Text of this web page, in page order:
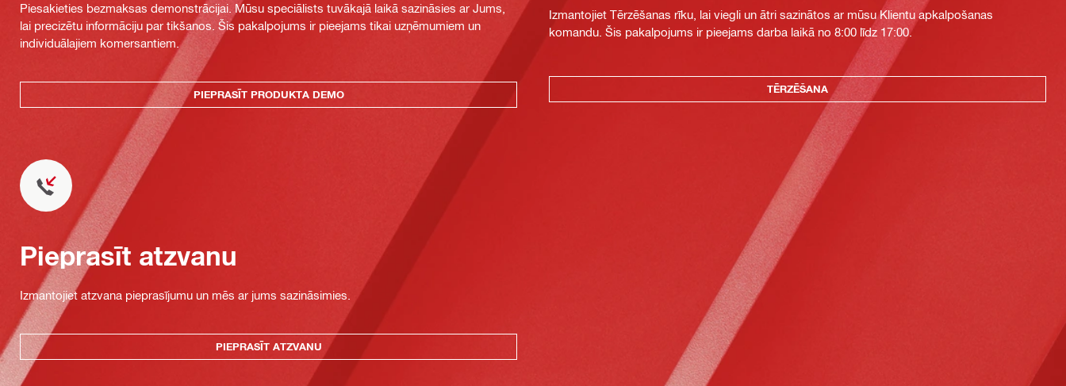
Piesakieties bezmaksas demonstrācijai. Mūsu speciālists tuvākajā laikā sazināsies ar Jums,
lai precizētu informāciju par tikšanos. Šis pakalpojums ir pieejams tikai uzņēmumiem un
individuālajiem komersantiem.
PIEPRASĪT PRODUKTA DEMO
Izmantojiet Tērzēšanas rīku, lai viegli un ātri sazinātos ar mūsu Klientu apkalpošanas
komandu. Šis pakalpojums ir pieejams darba laikā no 8:00 līdz 17:00.
TĒRZĒŠANA
Pieprasīt atzvanu
Izmantojiet atzvana pieprasījumu un mēs ar jums sazināsimies.
PIEPRASĪT ATZVANU